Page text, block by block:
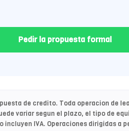
Pedir la propuesta formal
de credito. Toda operacion de
variar segun el plazo, el tipo de
IVA. Operaciones dirigidas a